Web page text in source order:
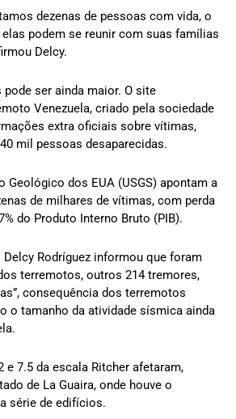
dezenas de pessoas com vida, o
podem se reunir com suas famílias
Delcy.
ser ainda maior. O site
Venezuela, criado pela sociedade
extra oficiais sobre vítimas,
mil pessoas desaparecidas.
Geológico dos EUA (USGS) apontam a
de milhares de vítimas, com perda
do Produto Interno Bruto (PIB).
Rodríguez informou que foram
terremotos, outros 214 tremores,
consequência dos terremotos
o tamanho da atividade sísmica ainda
e 7.5 da escala Ritcher afetaram,
de La Guaira, onde houve o
série de edifícios.